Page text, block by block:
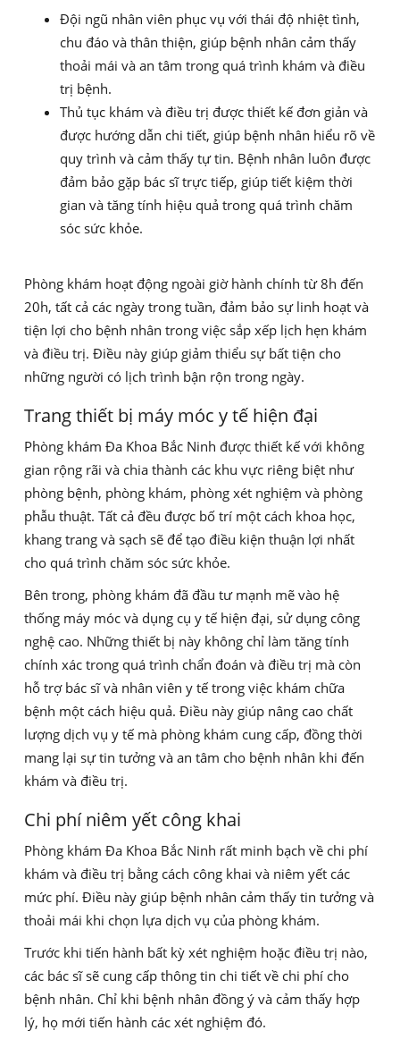
Đội ngũ nhân viên phục vụ với thái độ nhiệt tình,
chu đáo và thân thiện, giúp bệnh nhân cảm thấy
thoải mái và an tâm trong quá trình khám và điều
trị bệnh.
Thủ tục khám và điều trị được thiết kế đơn giản và
được hướng dẫn chi tiết, giúp bệnh nhân hiểu rõ về
quy trình và cảm thấy tự tin. Bệnh nhân luôn được
đảm bảo gặp bác sĩ trực tiếp, giúp tiết kiệm thời
gian và tăng tính hiệu quả trong quá trình chăm
sóc sức khỏe.
Phòng khám hoạt động ngoài giờ hành chính từ 8h đến
20h, tất cả các ngày trong tuần, đảm bảo sự linh hoạt và
tiện lợi cho bệnh nhân trong việc sắp xếp lịch hẹn khám
và điều trị. Điều này giúp giảm thiểu sự bất tiện cho
những người có lịch trình bận rộn trong ngày.
Trang thiết bị máy móc y tế hiện đại
Phòng khám Đa Khoa Bắc Ninh được thiết kế với không
gian rộng rãi và chia thành các khu vực riêng biệt như
phòng bệnh, phòng khám, phòng xét nghiệm và phòng
phẫu thuật. Tất cả đều được bố trí một cách khoa học,
khang trang và sạch sẽ để tạo điều kiện thuận lợi nhất
cho quá trình chăm sóc sức khỏe.
Bên trong, phòng khám đã đầu tư mạnh mẽ vào hệ
thống máy móc và dụng cụ y tế hiện đại, sử dụng công
nghệ cao. Những thiết bị này không chỉ làm tăng tính
chính xác trong quá trình chẩn đoán và điều trị mà còn
hỗ trợ bác sĩ và nhân viên y tế trong việc khám chữa
bệnh một cách hiệu quả. Điều này giúp nâng cao chất
lượng dịch vụ y tế mà phòng khám cung cấp, đồng thời
mang lại sự tin tưởng và an tâm cho bệnh nhân khi đến
khám và điều trị.
Chi phí niêm yết công khai
Phòng khám Đa Khoa Bắc Ninh rất minh bạch về chi phí
khám và điều trị bằng cách công khai và niêm yết các
mức phí. Điều này giúp bệnh nhân cảm thấy tin tưởng và
thoải mái khi chọn lựa dịch vụ của phòng khám.
Trước khi tiến hành bất kỳ xét nghiệm hoặc điều trị nào,
các bác sĩ sẽ cung cấp thông tin chi tiết về chi phí cho
bệnh nhân. Chỉ khi bệnh nhân đồng ý và cảm thấy hợp
lý, họ mới tiến hành các xét nghiệm đó.